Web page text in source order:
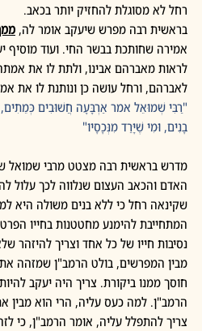
רחל לא מסוגלת להחזיק יותר בכאב.
בראשית רבה מפרש שיעקב אומר לה,
אמירה שחותכת בבשר החי. ועוד מוסיף
לראות מאברהם אבינו, ולתת לו את
לאברהם, ורחל עושה כן ונותנת לו את
"רַבִּי שְׁמוּאֵל אמר אַרְבָּעָה חֲשׁוּבִים כְּמֵתִים,
בָנִים, וּמִי שֶׁיָּרַד מִנְּכָסָיו"
מדרש בראשית רבה מצטט מרבי שמואל
האדם והכאב העצום שנלווה לכך עלול
שקינאה רחל כי ללא בנים משולה היא
המתחייבת להימנע מחטטנות בחייו
נסיבות חייו של כל אחד וצריך להיזהר
מבין המפרשים, בולט הרמב"ן שמזהה
חוסך ממנו ביקורת. צריך היה יעקב
הרמב"ן. למה כעס עליה, הרי הוא
צריך להתפלל עליה, אומר הרמב"ן, כי